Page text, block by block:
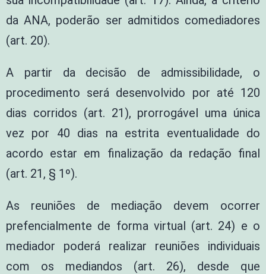
da ANA, poderão ser admitidos comediadores
(art. 20).
A partir da decisão de admissibilidade, o
procedimento será desenvolvido por até 120
dias corridos (art. 21), prorrogável uma única
vez por 40 dias na estrita eventualidade do
acordo estar em finalização da redação final
(art. 21, § 1º).
As reuniões de mediação devem ocorrer
prefencialmente de forma virtual (art. 24) e o
mediador poderá realizar reuniões individuais
com os mediandos (art. 26), desde que